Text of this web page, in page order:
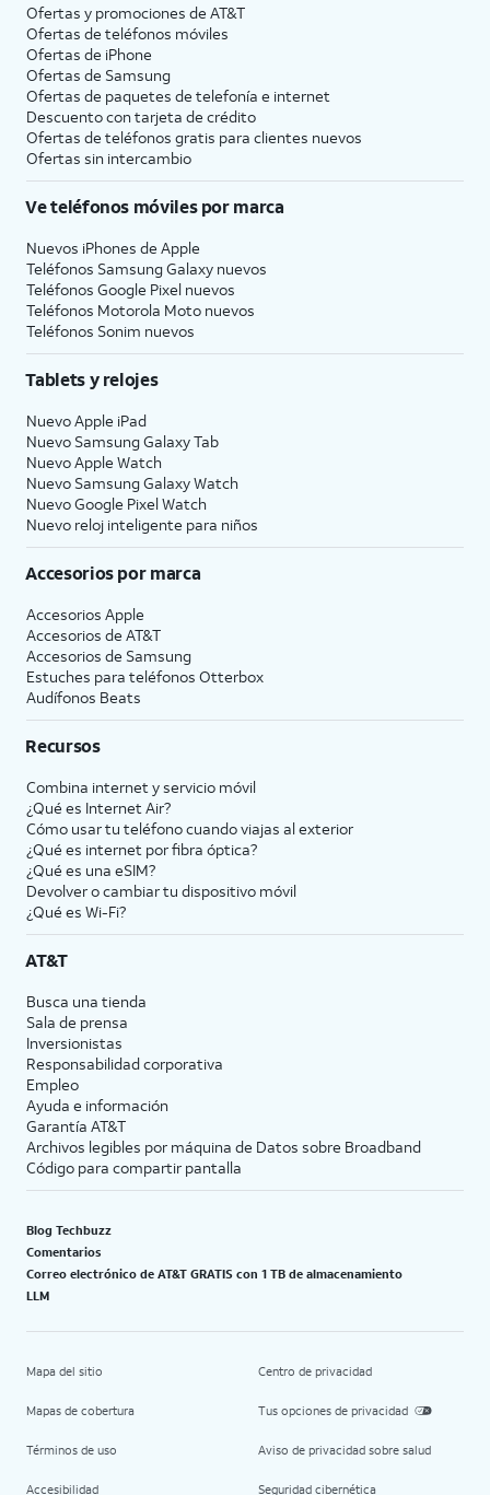
Ofertas y promociones de AT&T
Ofertas de teléfonos móviles
Ofertas de iPhone
Ofertas de Samsung
Ofertas de paquetes de telefonía e internet
Descuento con tarjeta de crédito
Ofertas de teléfonos gratis para clientes nuevos
Ofertas sin intercambio
Ve teléfonos móviles por marca
Nuevos iPhones de Apple
Teléfonos Samsung Galaxy nuevos
Teléfonos Google Pixel nuevos
Teléfonos Motorola Moto nuevos
Teléfonos Sonim nuevos
Tablets y relojes
Nuevo Apple iPad
Nuevo Samsung Galaxy Tab
Nuevo Apple Watch
Nuevo Samsung Galaxy Watch
Nuevo Google Pixel Watch
Nuevo reloj inteligente para niños
Accesorios por marca
Accesorios Apple
Accesorios de AT&T
Accesorios de Samsung
Estuches para teléfonos Otterbox
Audífonos Beats
Recursos
Combina internet y servicio móvil
¿Qué es Internet Air?
Cómo usar tu teléfono cuando viajas al exterior
¿Qué es internet por fibra óptica?
¿Qué es una eSIM?
Devolver o cambiar tu dispositivo móvil
¿Qué es Wi-Fi?
AT&T
Busca una tienda
Sala de prensa
Inversionistas
Responsabilidad corporativa
Empleo
Ayuda e información
Garantía AT&T
Archivos legibles por máquina de Datos sobre Broadband
Código para compartir pantalla
Blog Techbuzz
Comentarios
Correo electrónico de AT&T GRATIS con 1 TB de almacenamiento
LLM
Mapa del sitio
Mapas de cobertura
Términos de uso
Accesibilidad
Centro de privacidad
Tus opciones de privacidad
Aviso de privacidad sobre salud
Seguridad cibernética